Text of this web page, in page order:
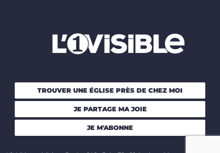
TROUVER UNE ÉGLISE PRÈS DE CHEZ MOI
JE PARTAGE MA JOIE
JE M'ABONNE